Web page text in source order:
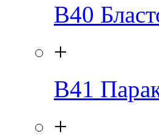
B40
+
B41
+